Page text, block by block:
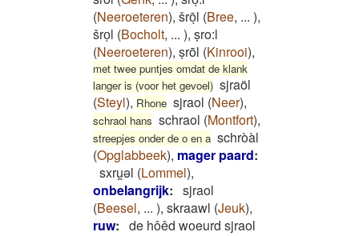
(Neeroeteren), šrōͅl (Bree, ... ),
šroͅl (Bocholt, ... ), ṣro:l
(Neeroeteren), ṣrōl (Kinrooi),
met twee puntjes omdat de klank
langer is (voor het gevoel) sjraöl
(Steyl), Rhone sjraol (Neer),
schraol hans schraol (Montfort),
streepjes onder de o en a schròàl
(Opglabbeek), mager paard:
sxru̯ǝl (Lommel),
onbelangrijk: sjraol
(Beesel, ... ), skraawl (Jeuk),
ruw: de hôêd woeurd sjraol